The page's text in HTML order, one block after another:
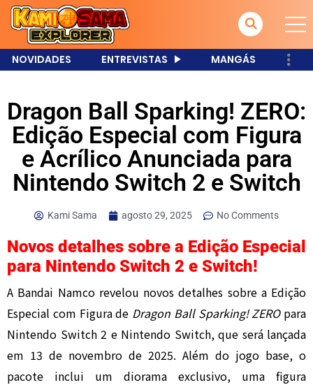
NOVIDADES ENTREVISTAS MANGÁS
Dragon Ball Sparking! ZERO:
Edição Especial com Figura
e Acrílico Anunciada para
Nintendo Switch 2 e Switch
Kami Sama agosto 29, 2025 No Comments
Novos detalhes sobre a Edição Especial
para Nintendo Switch 2 e Switch!
A Bandai Namco revelou novos detalhes sobre a Edição
Especial com Figura de Dragon Ball Sparking! ZEROpara
Nintendo Switch 2 e Nintendo Switch, que será lançada
em 13 de novembro de 2025. Além do jogo base, o
pacote inclui um diorama exclusivo, uma figura